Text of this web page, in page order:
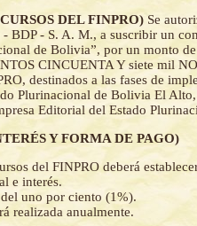
DEL FINPRO) Se
BDP - S. A. M., a suscribir un
de Bolivia”, por un monto
CINCUENTA Y siete mil
destinados a las fases de
Plurinacional de Bolivia El
Editorial del Estado
Y FORMA DE PAGO)
del FINPRO deberá
e interés.
uno por ciento (1%).
realizada anualmente.